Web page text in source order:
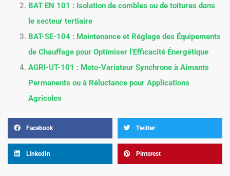
BAT EN 101 : Isolation de combles ou de toitures dans
le secteur tertiaire
BAT-SE-104 : Maintenance et Réglage des Équipements
de Chauffage pour Optimiser l’Efficacité Énergétique
AGRI-UT-101 : Moto-Variateur Synchrone à Aimants
Permanents ou à Réluctance pour Applications
Agricoles
Facebook Twitter
LinkedIn Pinterest